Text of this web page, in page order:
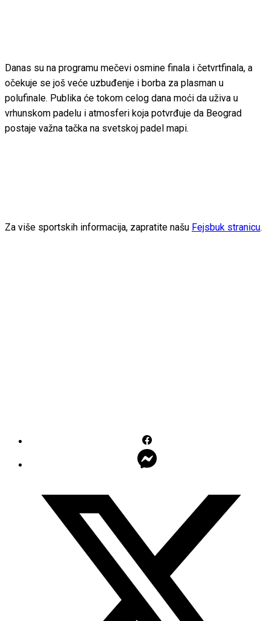
Danas su na programu mečevi osmine finala i četvrtfinala, a
očekuje se još veće uzbuđenje i borba za plasman u
polufinale. Publika će tokom celog dana moći da uživa u
vrhunskom padelu i atmosferi koja potvrđuje da Beograd
postaje važna tačka na svetskoj padel mapi.
Za više sportskih informacija, zapratite našu Fejsbuk stranicu.